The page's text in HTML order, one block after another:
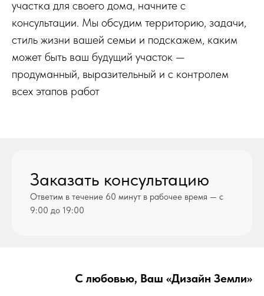
участка для своего дома, начните с
консультации. Мы обсудим территорию, задачи,
стиль жизни вашей семьи и подскажем, каким
может быть ваш будущий участок —
продуманный, выразительный и с контролем
всех этапов работ
Заказать консультацию
Ответим в течение 60 минут в рабочее время — с
9:00 до 19:00
С любовью, Ваш «Дизайн Земли»